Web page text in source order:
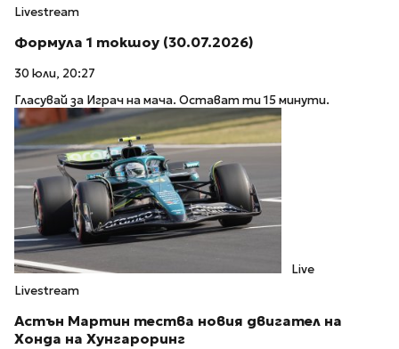
Livestream
Формула 1 токшоу (30.07.2026)
30 юли, 20:27
Гласувай за Играч на мача. Остават ти 15 минути.
Live
Livestream
Астън Мартин тества новия двигател на
Хонда на Хунгароринг